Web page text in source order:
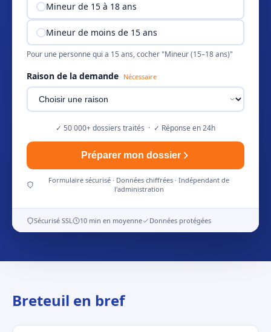
Mineur de 15 à 18 ans
Mineur de moins de 15 ans
Pour une personne qui a 15 ans, cocher "Mineur (15–18 ans)"
Raison de la demande Nécessaire
✓ 50 000+ dossiers traités · ✓ Réponse en 24h
Préparer mon dossier
Formulaire sécurisé · Données chiffrées · Indépendant de
l'administration
Sécurisé SSL 10 min en moyenne Données protégées
Breteuil en bref